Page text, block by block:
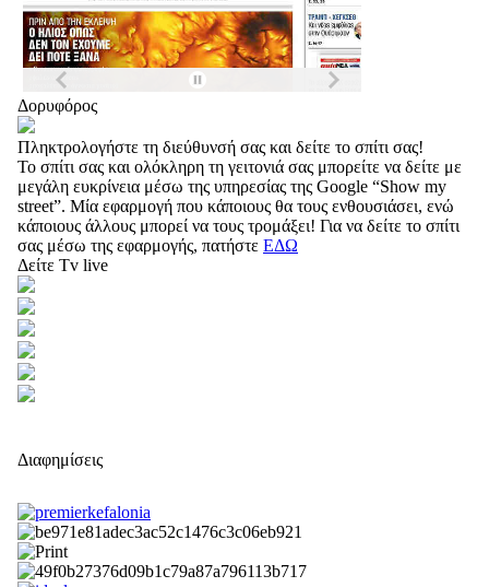
Δορυφόρος
Πληκτρολογήστε τη διεύθυνσή σας και δείτε το σπίτι σας!
Το σπίτι σας και ολόκληρη τη γειτονιά σας μπορείτε να δείτε με
μεγάλη ευκρίνεια μέσω της υπηρεσίας της Google “Show my
street”. Μία εφαρμογή που κάποιους θα τους ενθουσιάσει, ενώ
κάποιους άλλους μπορεί να τους τρομάξει! Για να δείτε το σπίτι
σας μέσω της εφαρμογής, πατήστε ΕΔΩ
Δείτε Tv live
Διαφημίσεις